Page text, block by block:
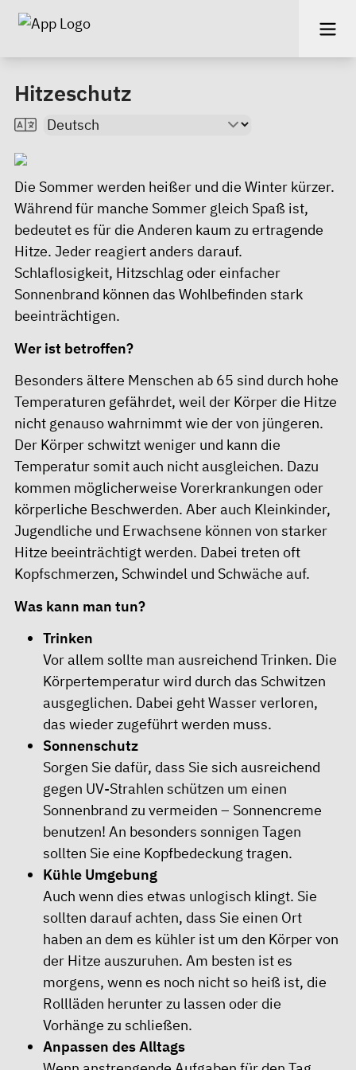
Hitzeschutz
Die Sommer werden heißer und die Winter kürzer.
Während für manche Sommer gleich Spaß ist,
bedeutet es für die Anderen kaum zu ertragende
Hitze. Jeder reagiert anders darauf.
Schlaflosigkeit, Hitzschlag oder einfacher
Sonnenbrand können das Wohlbefinden stark
beeinträchtigen.
Wer ist betroffen?
Besonders ältere Menschen ab 65 sind durch hohe
Temperaturen gefährdet, weil der Körper die Hitze
nicht genauso wahrnimmt wie der von jüngeren.
Der Körper schwitzt weniger und kann die
Temperatur somit auch nicht ausgleichen. Dazu
kommen möglicherweise Vorerkrankungen oder
körperliche Beschwerden. Aber auch Kleinkinder,
Jugendliche und Erwachsene können von starker
Hitze beeinträchtigt werden. Dabei treten oft
Kopfschmerzen, Schwindel und Schwäche auf.
Was kann man tun?
Trinken
Vor allem sollte man ausreichend Trinken. Die
Körpertemperatur wird durch das Schwitzen
ausgeglichen. Dabei geht Wasser verloren,
das wieder zugeführt werden muss.
Sonnenschutz
Sorgen Sie dafür, dass Sie sich ausreichend
gegen UV-Strahlen schützen um einen
Sonnenbrand zu vermeiden – Sonnencreme
benutzen! An besonders sonnigen Tagen
sollten Sie eine Kopfbedeckung tragen.
Kühle Umgebung
Auch wenn dies etwas unlogisch klingt. Sie
sollten darauf achten, dass Sie einen Ort
haben an dem es kühler ist um den Körper von
der Hitze auszuruhen. Am besten ist es
morgens, wenn es noch nicht so heiß ist, die
Rollläden herunter zu lassen oder die
Vorhänge zu schließen.
Anpassen des Alltags